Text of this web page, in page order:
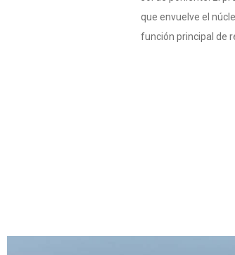
que envuelve el
función principal de